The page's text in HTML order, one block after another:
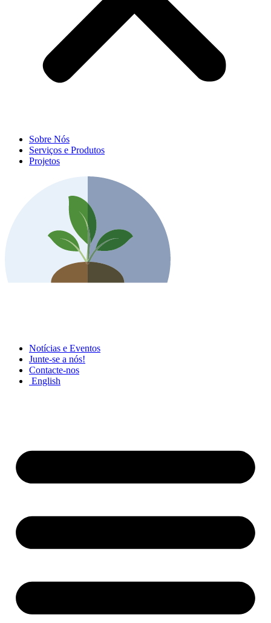
Sobre Nós
Serviços e Produtos
Projetos
Notícias e Eventos
Junte-se a nós!
Contacte-nos
English